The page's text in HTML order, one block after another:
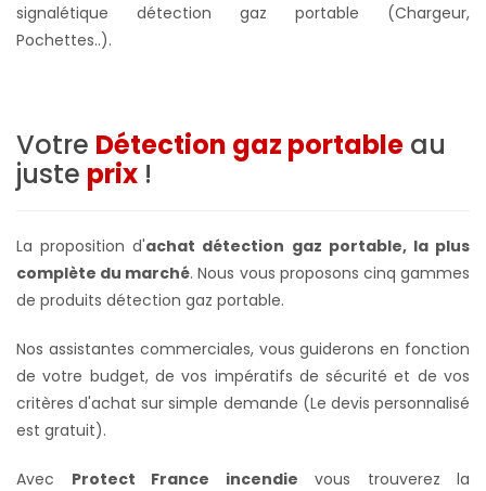
signalétique détection gaz portable (Chargeur,
Pochettes..).
Votre Détection gaz portable au
juste prix !
La proposition d'achat détection gaz portable, la plus
complète du marché. Nous vous proposons cinq gammes
de produits détection gaz portable.
Nos assistantes commerciales, vous guiderons en fonction
de votre budget, de vos impératifs de sécurité et de vos
critères d'achat sur simple demande (Le devis personnalisé
est gratuit).
Avec Protect France incendie vous trouverez la